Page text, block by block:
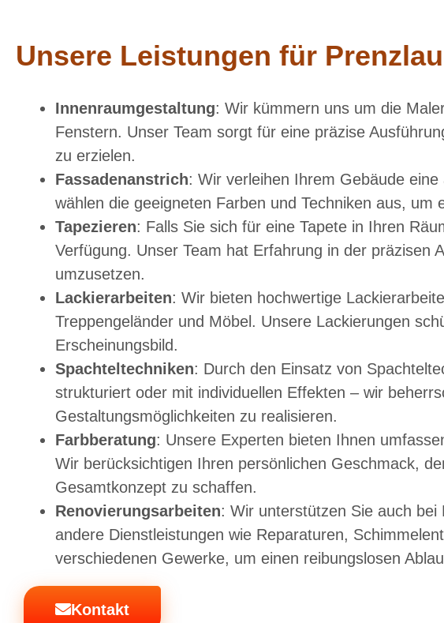
Unsere Leistungen für
Innenraumgestaltung: Wir kümmern uns um die
Fenstern. Unser Team sorgt für eine präzise
zu erzielen.
Fassadenanstrich: Wir verleihen Ihrem Gebäude
wählen die geeigneten Farben und Techniken aus,
Tapezieren: Falls Sie sich für eine Tapete in Ihren
Verfügung. Unser Team hat Erfahrung in der präzisen
umzusetzen.
Lackierarbeiten: Wir bieten hochwertige
Treppengeländer und Möbel. Unsere Lackierungen
Erscheinungsbild.
Spachteltechniken: Durch den Einsatz von
strukturiert oder mit individuellen Effekten – wir
Gestaltungsmöglichkeiten zu realisieren.
Farbberatung: Unsere Experten bieten Ihnen
Wir berücksichtigen Ihren persönlichen Geschmack,
Gesamtkonzept zu schaffen.
Renovierungsarbeiten: Wir unterstützen Sie auch
andere Dienstleistungen wie Reparaturen,
verschiedenen Gewerke, um einen reibungslosen
Kontakt